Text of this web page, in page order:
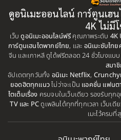
BBC(1)
Big tits (นมใหญ่)(19)
Biography
Bitch (ผู้หญิงร่าน)(1)
Blackmail (ข่มขู่) (1)
1999
1995
1992
1990
1988
ดูอนิเมะออนไลน์ การ์ตูนเฮ
4K ไม่มี
เว็บดูอนิเมะออนไลน์ฟรี คุณภาพระดับ 4K
การ์ตูนเฮนไตพากย์ไทย, และ อนิเมะซับไท
จีน และเกาหลี ดูได้ฟรีตลอด 24 ชั่วโมงแบบ
สมา
อัปเดตทุกวันทั้ง อนิเมะ Netflix,
ยอดฮิตทุกแนวไม่ว่าจะเป็น แอคชั่น แฟนต
ไตเต็มเรื่อง ครบจบในเว็บเดียว รองรับทุ
TV และ PCดูเพลินได้ทุกที่ทุกเวลา เว็บเ
เมะไว้ครบที่